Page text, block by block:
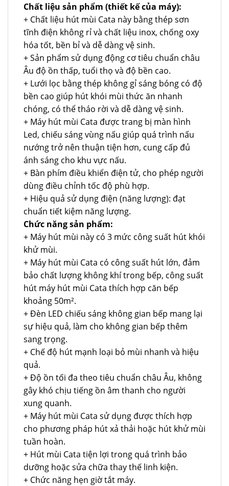
Chất liệu sản phẩm (thiết kế của máy):
+ Chất liệu hút mùi Cata này bằng thép sơn
tĩnh điện không rỉ và chất liệu inox, chống oxy
hóa tốt, bền bỉ và dễ dàng vệ sinh.
+ Sản phẩm sử dụng động cơ tiêu chuẩn châu
Âu độ ồn thấp, tuổi thọ và độ bền cao.
+ Lưới lọc bằng thép không gỉ sáng bóng có độ
bền cao giúp hút khói mùi thức ăn nhanh
chóng, có thể tháo rời và dễ dàng vệ sinh.
+ Máy hút mùi Cata được trang bị màn hình
Led, chiếu sáng vùng nấu giúp quá trình nấu
nướng trở nên thuận tiện hơn, cung cấp đủ
ánh sáng cho khu vực nấu.
+ Bàn phím điều khiển điện tử, cho phép người
dùng điều chỉnh tốc độ phù hợp.
+ Hiệu quả sử dụng điện (năng lượng): đạt
chuẩn tiết kiệm năng lượng.
Chức năng sản phẩm:
+ Máy hút mùi này có 3 mức công suất hút khói
khử mùi.
+ Máy hút mùi Cata có công suất hút lớn, đảm
bảo chất lượng không khí trong bếp, công suất
hút máy hút mùi Cata thích hợp căn bếp
khoảng 50m².
+ Đèn LED chiếu sáng không gian bếp mang lại
sự hiệu quả, làm cho không gian bếp thêm
sang trọng.
+ Chế độ hút mạnh loại bỏ mùi nhanh và hiệu
quả.
+ Độ ồn tối đa theo tiêu chuẩn châu Âu, không
gây khó chịu tiếng ồn âm thanh cho người
xung quanh.
+ Máy hút mùi Cata sử dụng được thích hợp
cho phương pháp hút xả thải hoặc hút khử mùi
tuần hoàn.
+ Hút mùi Cata tiện lợi trong quá trình bảo
dưỡng hoặc sửa chữa thay thế linh kiện.
+ Chức năng hẹn giờ tắt máy.